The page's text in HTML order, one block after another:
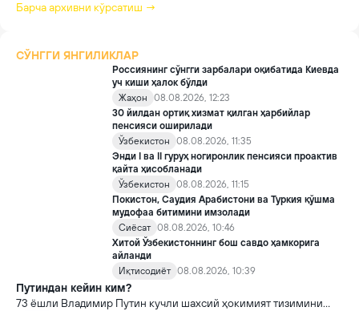
Барча архивни кўрсатиш →
СЎНГГИ ЯНГИЛИКЛАР
Россиянинг сўнгги зарбалари оқибатида Киевда
уч киши ҳалок бўлди
Жаҳон
08.08.2026, 12:23
30 йилдан ортиқ хизмат қилган ҳарбийлар
пенсияси оширилади
Ўзбекистон
08.08.2026, 11:35
Энди I ва II гуруҳ ногиронлик пенсияси проактив
қайта ҳисобланади
Ўзбекистон
08.08.2026, 11:15
Покистон, Саудия Арабистони ва Туркия қўшма
мудофаа битимини имзолади
Сиёсат 08.08.2026, 10:46
Хитой Ўзбекистоннинг бош савдо ҳамкорига
айланди
Иқтисодиёт 08.08.2026, 10:39
Путиндан кейин ким?
73 ёшли Владимир Путин кучли шахсий ҳокимият тизимини